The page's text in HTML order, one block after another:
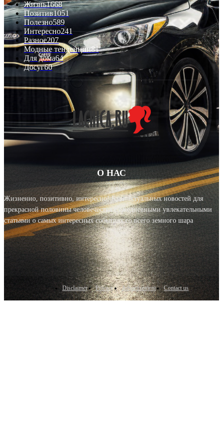
Жизнь1668
Позитив1051
Полезно589
Интересно241
Разное207
Модные тенденции81
Для дома64
Досуг60
О НАС
Жизненно, позитивно, интересно! Блог актуальных новостей для
прекрасной половины человечества с ежедневными увлекательными
статьями о самых интересных событиях со всего земного шара
Disclaimer Privacy Advertisement Contact us